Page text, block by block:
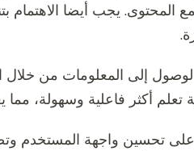
المحتوى. يجب أيضا
تعلم أكثر فاعلية وسهولة، مما
على تحسين واجهة